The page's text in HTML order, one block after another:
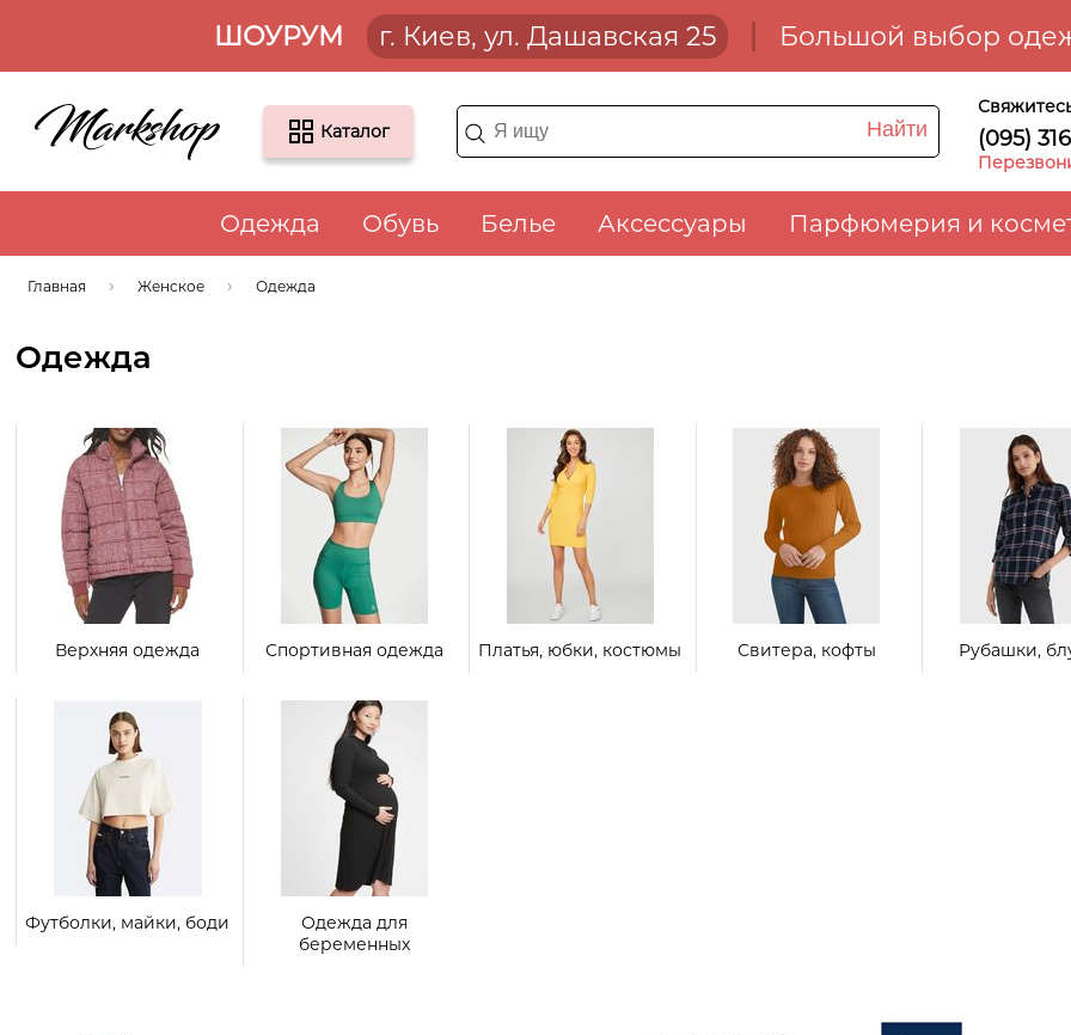
ШОУРУМ г. Киев, ул. Дашавская 25 Большой выбор
Каталог Найти (095)
Одежда Обувь Белье Аксессуары Парфюмерия и
Главная Женское Одежда
Одежда
Верхняя одежда Спортивная одежда Платья, юбки, костюмы Свитера, кофты Рубашки,
Футболки, майки, боди
Одежда для
беременных